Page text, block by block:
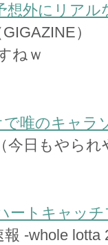
想外にリア
GIGAZINE）
ねｗ
で唯のキャラ
（今日もやら
ートキャッ
報 -whole lotta